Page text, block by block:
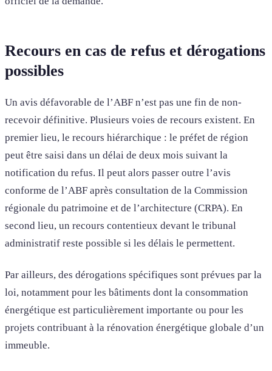
Recours en cas de refus et dérogations
possibles
Un avis défavorable de l’ABF n’est pas une fin de non-
recevoir définitive. Plusieurs voies de recours existent. En
premier lieu, le recours hiérarchique : le préfet de région
peut être saisi dans un délai de deux mois suivant la
notification du refus. Il peut alors passer outre l’avis
conforme de l’ABF après consultation de la Commission
régionale du patrimoine et de l’architecture (CRPA). En
second lieu, un recours contentieux devant le tribunal
administratif reste possible si les délais le permettent.
Par ailleurs, des dérogations spécifiques sont prévues par la
loi, notamment pour les bâtiments dont la consommation
énergétique est particulièrement importante ou pour les
projets contribuant à la rénovation énergétique globale d’un
immeuble.